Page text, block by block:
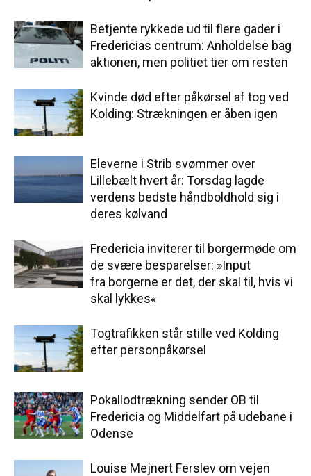
Betjente rykkede ud til flere gader i
Fredericias centrum: Anholdelse bag
aktionen, men politiet tier om resten
Kvinde død efter påkørsel af tog ved
Kolding: Strækningen er åben igen
Eleverne i Strib svømmer over
Lillebælt hvert år: Torsdag lagde
verdens bedste håndboldhold sig i
deres kølvand
Fredericia inviterer til borgermøde om
de svære besparelser: »Input
fra borgerne er det, der skal til, hvis vi
skal lykkes«
Togtrafikken står stille ved Kolding
efter personpåkørsel
Pokallodtrækning sender OB til
Fredericia og Middelfart på udebane i
Odense
Louise Mejnert Ferslev om vejen